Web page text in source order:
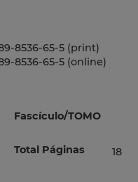
8536-65-5 (print)
8536-65-5 (online)
Fascículo/TOMO
Total Páginas 18